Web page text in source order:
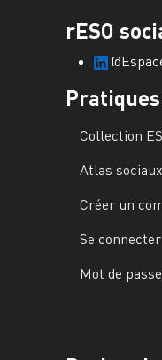
rESO
Pratiques
Collection
Atlas
Créer un
Se connecter
Mot de passe